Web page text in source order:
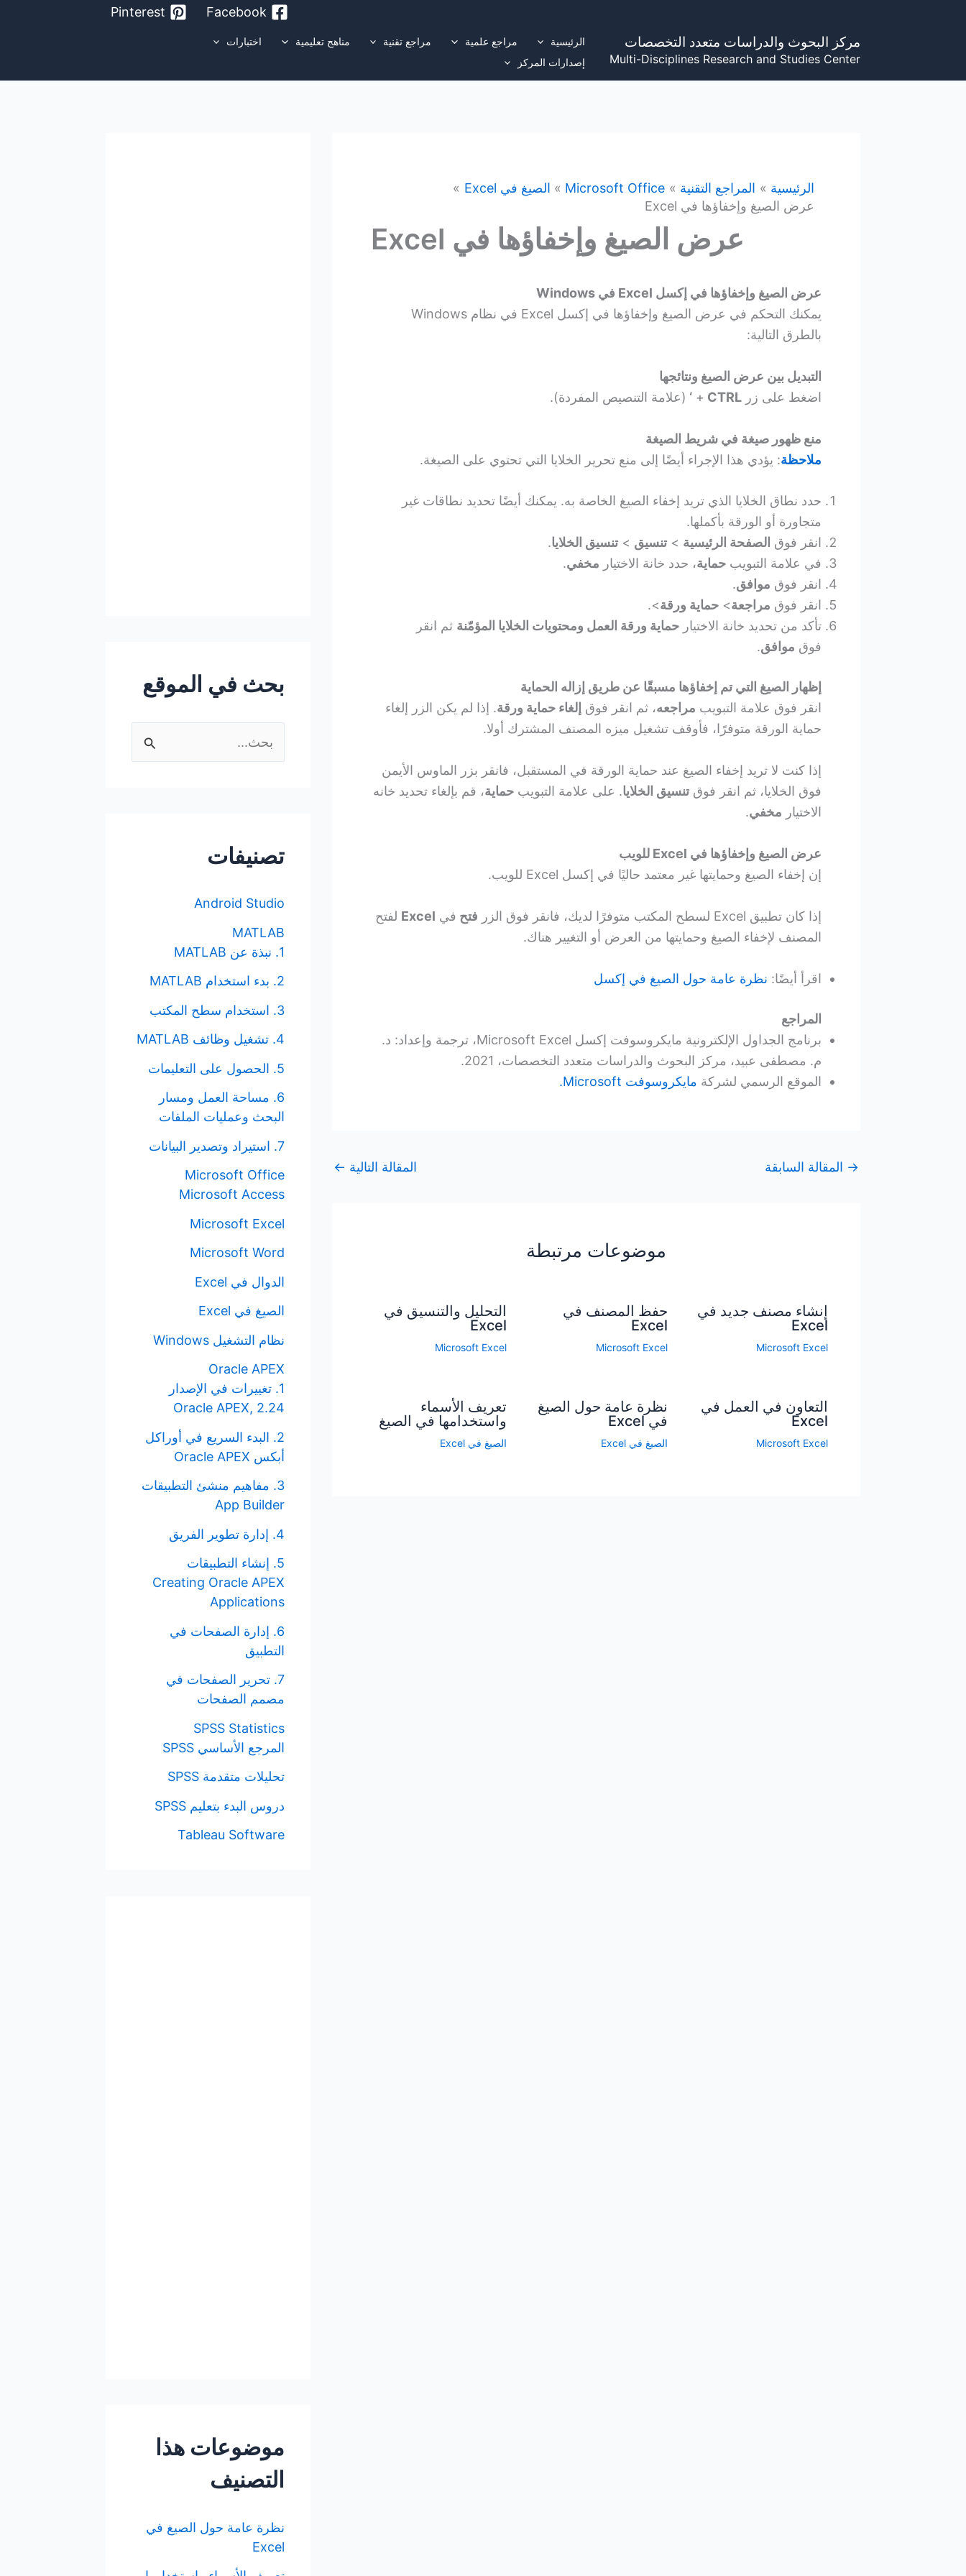
Facebook
Pinterest
مركز البحوث والدراسات متعدد التخصصات
Multi-Disciplines Research and Studies Center
الرئيسية مراجع علمية مراجع تقنية مناهج تعليمية
اختبارات
إصدارات المركز
الرئيسية المراجع التقنية Microsoft Office
الصيغ في Excel
عرض الصيغ وإخفاؤها في Excel
عرض الصيغ وإخفاؤها في Excel
عرض الصيغ وإخفاؤها في إكسل Excel في Windows
يمكنك التحكم في عرض الصيغ وإخفاؤها في إكسل Excel في نظام Windows
بالطرق التالية:
التبديل بين عرض الصيغ ونتائجها
اضغط على زر CTRL
+
‘ (علامة التنصيص المفردة).
منع ظهور صيغة في شريط الصيغة
ملاحظة: يؤدي هذا الإجراء أيضًا إلى منع تحرير الخلايا التي تحتوي على الصيغة.
حدد نطاق الخلايا الذي تريد إخفاء الصيغ الخاصة به. يمكنك أيضًا تحديد نطاقات غير
متجاورة أو الورقة بأكملها.
انقر فوق الصفحة الرئيسية > تنسيق > تنسيق الخلايا.
في علامة التبويب حماية، حدد خانة الاختيار مخفي.
انقر فوق موافق.
انقر فوق مراجعة> حماية ورقة>.
تأكد من تحديد خانة الاختيار حماية ورقة العمل ومحتويات الخلايا المؤمّنة ثم انقر
فوق موافق.
إظهار الصيغ التي تم إخفاؤها مسبقًا عن طريق إزاله الحماية
انقر فوق علامة التبويب مراجعه، ثم انقر فوق إلغاء حماية ورقة. إذا لم يكن الزر إلغاء
حماية الورقة متوفرًا، فأوقف تشغيل ميزه المصنف المشترك أولا.
إذا كنت لا تريد إخفاء الصيغ عند حماية الورقة في المستقبل، فانقر بزر الماوس الأيمن
فوق الخلايا، ثم انقر فوق تنسيق الخلايا. على علامة التبويب حماية، قم بإلغاء تحديد خانه
الاختيار مخفي.
عرض الصيغ وإخفاؤها في Excel للويب
إن إخفاء الصيغ وحمايتها غير معتمد حاليًا في إكسل Excel للويب.
إذا كان تطبيق Excel لسطح المكتب متوفرًا لديك، فانقر فوق الزر فتح في Excel لفتح
المصنف لإخفاء الصيغ وحمايتها من العرض أو التغيير هناك.
اقرأ أيضًا: نظرة عامة حول الصيغ في إكسل
المراجع
برنامج الجداول الإلكترونية مايكروسوفت إكسل Microsoft Excel، ترجمة وإعداد: د.
م. مصطفى عبيد، مركز البحوث والدراسات متعدد التخصصات، 2021.
الموقع الرسمي لشركة مايكروسوفت Microsoft.
→ المقالة السابقة المقالة التالية ←
موضوعات مرتبطة
إنشاء مصنف جديد في
Excel
Microsoft Excel
حفظ المصنف في
Excel
Microsoft Excel
التحليل والتنسيق في
Excel
Microsoft Excel
التعاون في العمل في
Excel
Microsoft Excel
نظرة عامة حول الصيغ
في Excel
الصيغ في Excel
تعريف الأسماء
واستخدامها في الصيغ
الصيغ في Excel
بحث في الموقع
ل
ع
تصنيفات
Android Studio
MATLAB
1. نبذة عن MATLAB
2. بدء استخدام MATLAB
3. استخدام سطح المكتب
4. تشغيل وظائف MATLAB
5. الحصول على التعليمات
6. مساحة العمل ومسار
البحث وعمليات الملفات
7. استيراد وتصدير البيانات
Microsoft Office
Microsoft Access
Microsoft Excel
Microsoft Word
الدوال في Excel
الصيغ في Excel
نظام التشغيل Windows
Oracle APEX
1. تغييرات في الإصدار
Oracle APEX, 2.24
2. البدء السريع في أوراكل
أبكس Oracle APEX
3. مفاهيم منشئ التطبيقات
App Builder
4. إدارة تطوير الفريق
5. إنشاء التطبيقات
Creating Oracle APEX
Applications
6. إدارة الصفحات في
التطبيق
7. تحرير الصفحات في
مصمم الصفحات
SPSS Statistics
المرجع الأساسي SPSS
تحليلات متقدمة SPSS
دروس البدء بتعليم SPSS
Tableau Software
موضوعات هذا
التصنيف
نظرة عامة حول الصيغ في
Excel